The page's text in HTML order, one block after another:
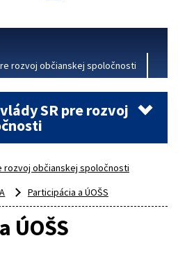
rozvoj občianskej spoločnosti
SR pre rozvoj
rozvoj občianskej spoločnosti
Participácia a ÚOŠS
ÚOŠS